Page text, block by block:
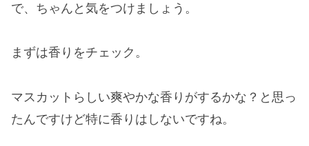
で、ちゃんと気をつけましょう。
まずは香りをチェック。
マスカットらしい爽やかな香りがするかな？と思っ
たんですけど特に香りはしないですね。